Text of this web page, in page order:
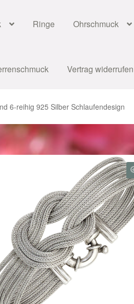
Ringe Ohrschmuck
Vertrag widerrufen
zu Ostern 2023 Geschenke zu
für Weihnachten 2023
für Weihnachten 2025
Schmuck online kaufen
Schmuck online kaufen
Karneval 2019 – Schmuck zu
KasseLiefer- und Versandkosten
und Festliches zu Halloween
6-reihig 925 Silber Schlaufendesign